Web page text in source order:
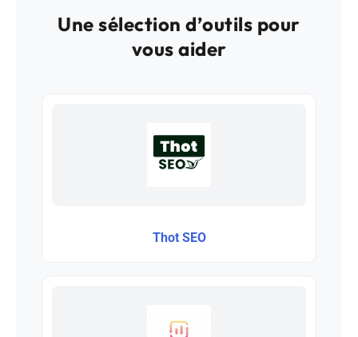
Une sélection d’outils pour
vous aider
Thot SEO